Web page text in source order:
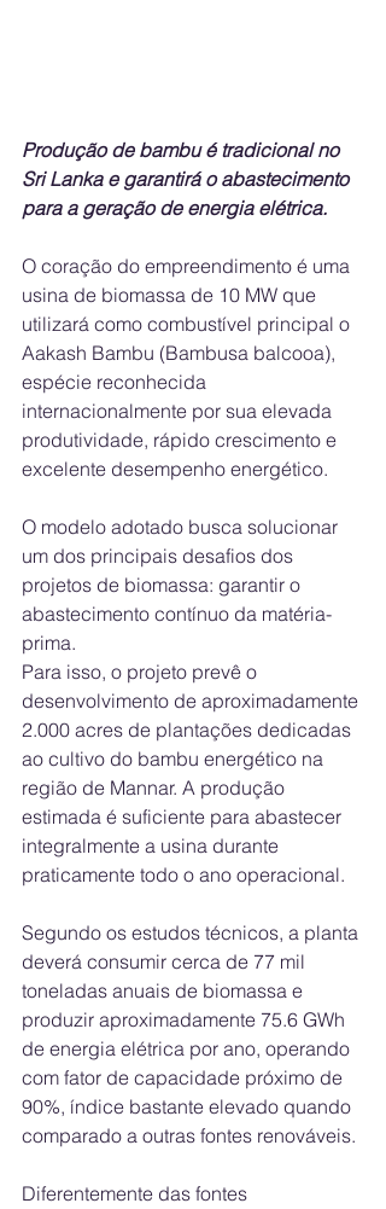
Produção de bambu é tradicional no
Sri Lanka e garantirá o abastecimento
para a geração de energia elétrica.
O coração do empreendimento é uma
usina de biomassa de 10 MW que
utilizará como combustível principal o
Aakash Bambu (Bambusa balcooa),
espécie reconhecida
internacionalmente por sua elevada
produtividade, rápido crescimento e
excelente desempenho energético.
O modelo adotado busca solucionar
um dos principais desafios dos
projetos de biomassa: garantir o
abastecimento contínuo da matéria-
prima.
Para isso, o projeto prevê o
desenvolvimento de aproximadamente
2.000 acres de plantações dedicadas
ao cultivo do bambu energético na
região de Mannar. A produção
estimada é suficiente para abastecer
integralmente a usina durante
praticamente todo o ano operacional.
Segundo os estudos técnicos, a planta
deverá consumir cerca de 77 mil
toneladas anuais de biomassa e
produzir aproximadamente 75.6 GWh
de energia elétrica por ano, operando
com fator de capacidade próximo de
90%, índice bastante elevado quando
comparado a outras fontes renováveis.
Diferentemente das fontes